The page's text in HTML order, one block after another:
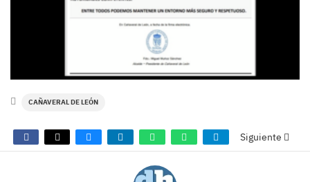
CAÑAVERAL DE LEÓN
Siguiente